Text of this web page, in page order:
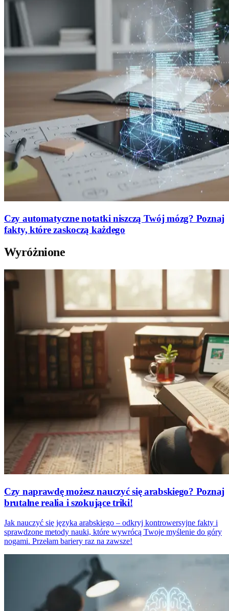
Czy automatyczne notatki niszczą Twój mózg? Poznaj
fakty, które zaskoczą każdego
Wyróżnione
Czy naprawdę możesz nauczyć się arabskiego? Poznaj
brutalne realia i szokujące triki!
Jak nauczyć się języka arabskiego – odkryj kontrowersyjne fakty i
sprawdzone metody nauki, które wywrócą Twoje myślenie do góry
nogami. Przełam bariery raz na zawsze!